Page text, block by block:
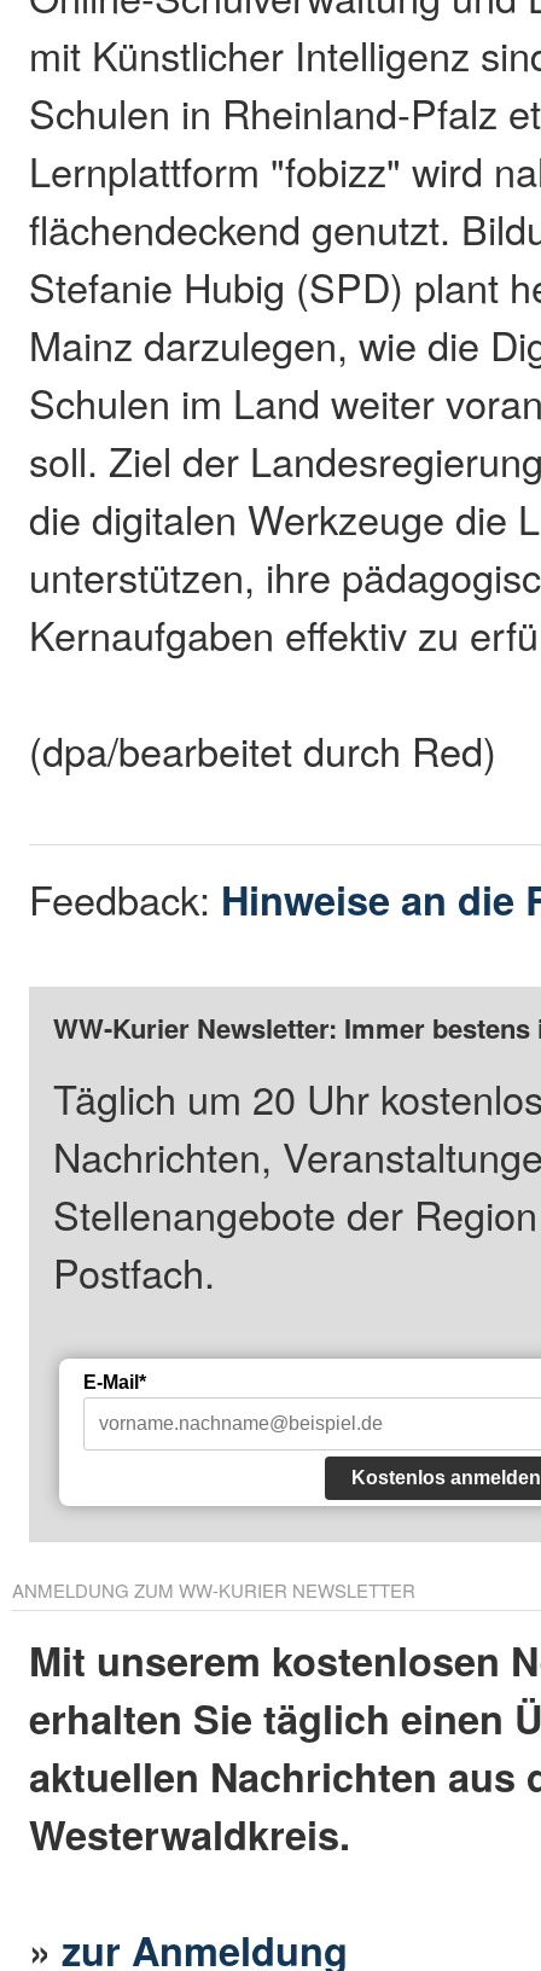
mit Künstlicher Intelligenz
Schulen in Rheinland-Pfalz
Lernplattform "fobizz" wird
flächendeckend genutzt.
Stefanie Hubig (SPD) plant
Mainz darzulegen, wie die
Schulen im Land weiter
soll. Ziel der
die digitalen Werkzeuge die
unterstützen, ihre
Kernaufgaben effektiv zu
(dpa/bearbeitet durch Red)
Feedback: Hinweise an die
WW-Kurier Newsletter: Immer
Täglich um 20 Uhr
Nachrichten,
Stellenangebote der
Postfach.
E-Mail*
Kostenlos anmelden
ANMELDUNG ZUM WW-KURIER NEWSLETTER
Mit unserem kostenlosen
erhalten Sie täglich einen
aktuellen Nachrichten aus
Westerwaldkreis.
»zur Anmeldung